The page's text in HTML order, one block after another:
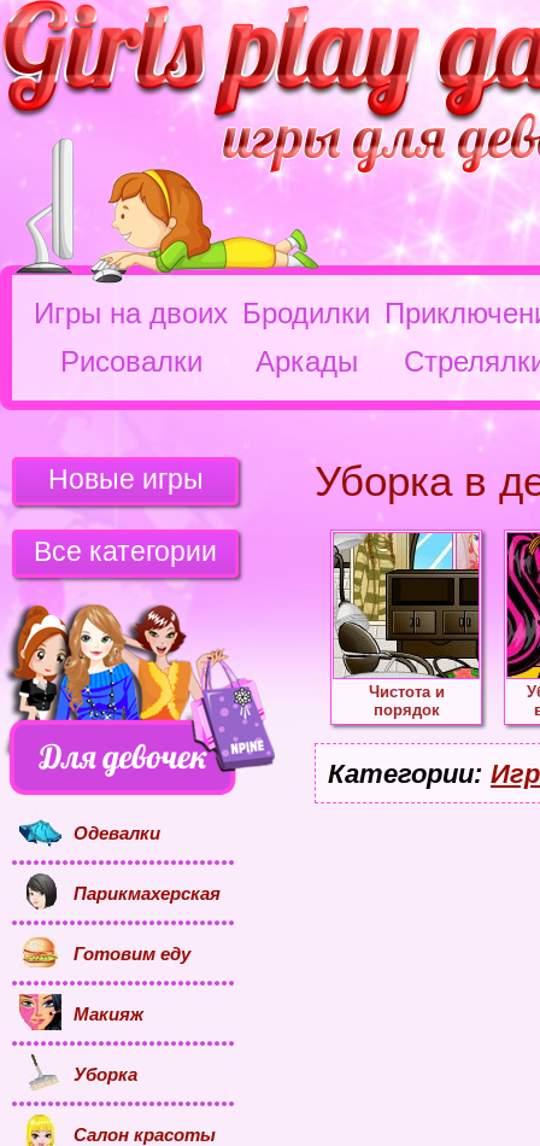
Игры на двоих Бродилки
Рисовалки
Аркады
Уборка в
Чистота и
порядок
Категории:
Новые игры
Все категории
Одевалки
Парикмахерская
Готовим еду
Макияж
Уборка
Салон красоты